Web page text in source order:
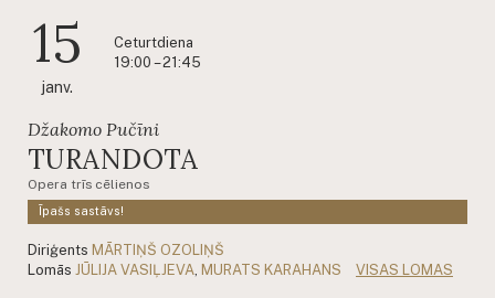
15
janv.
Ceturtdiena
19:00 – 21:45
Džakomo Pučīni
TURANDOTA
Opera trīs cēlienos
Īpašs sastāvs!
Diriģents MĀRTIŅŠ OZOLIŅŠ
Lomās JŪLIJA VASIĻJEVA MURATS KARAHANS VISAS LOMAS